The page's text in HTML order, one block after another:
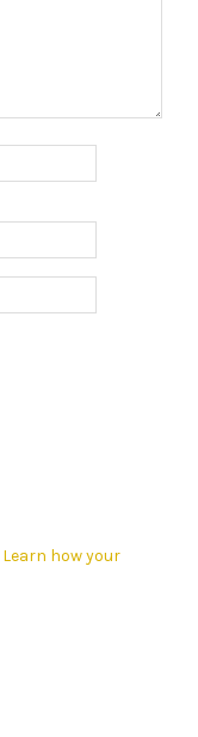
Learn how your